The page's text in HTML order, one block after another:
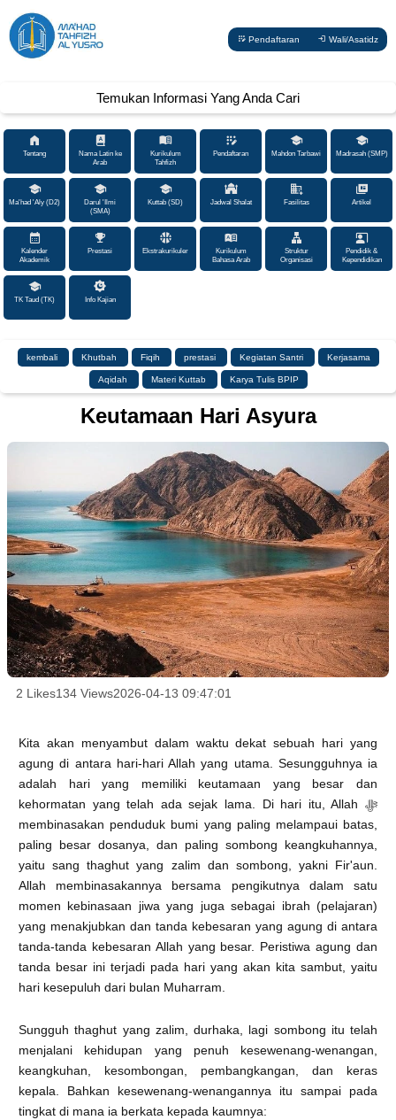
Pendaftaran Wali/Asatidz
Temukan Informasi Yang Anda Cari
Tentang
Nama Latin ke
Arab
Kurikulum
Tahfizh
Pendaftaran Mahdon Tarbawi Madrasah (SMP)
Ma'had 'Aly (D2)
Darul 'Ilmi
(SMA)
Kuttab (SD) Jadwal Shalat Fasilitas Artikel
Kalender
Akademik
Prestasi Ekstrakurikuler
Kurikulum
Bahasa Arab
Struktur
Organisasi
Pendidik &
Kependidikan
TK Taud (TK) Info Kajian
kembali Khutbah Fiqih prestasi Kegiatan Santri Kerjasama
Aqidah Materi Kuttab Karya Tulis BPIP
Keutamaan Hari Asyura
2 Likes134 Views2026-04-13 09:47:01
Kita akan menyambut dalam waktu dekat sebuah hari yang
agung di antara hari-hari Allah yang utama. Sesungguhnya ia
adalah hari yang memiliki keutamaan yang besar dan
kehormatan yang telah ada sejak lama. Di hari itu, Allah ﷻ
membinasakan penduduk bumi yang paling melampaui batas,
paling besar dosanya, dan paling sombong keangkuhannya,
yaitu sang thaghut yang zalim dan sombong, yakni Fir'aun.
Allah membinasakannya bersama pengikutnya dalam satu
momen kebinasaan jiwa yang juga sebagai ibrah (pelajaran)
yang menakjubkan dan tanda kebesaran yang agung di antara
tanda-tanda kebesaran Allah yang besar. Peristiwa agung dan
tanda besar ini terjadi pada hari yang akan kita sambut, yaitu
hari kesepuluh dari bulan Muharram.
Sungguh thaghut yang zalim, durhaka, lagi sombong itu telah
menjalani kehidupan yang penuh kesewenang-wenangan,
keangkuhan, kesombongan, pembangkangan, dan keras
kepala. Bahkan kesewenang-wenangannya itu sampai pada
tingkat di mana ia berkata kepada kaumnya: